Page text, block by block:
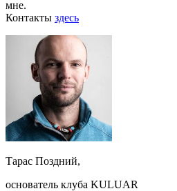
мне.
Контакты здесь
Тарас Поздний,
основатель клуба KULUAR